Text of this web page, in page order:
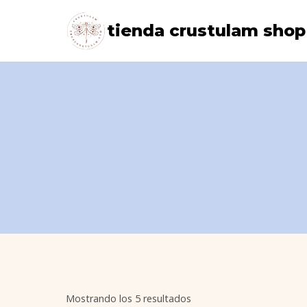
tienda crustulam shop
Mostrando los 5 resultados